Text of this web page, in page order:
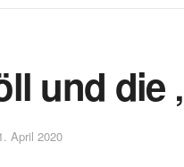
und die
April 2020